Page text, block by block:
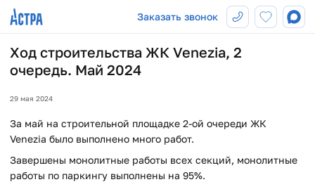
Заказать звонок
Ход строительства ЖК Venezia, 2
очередь. Май 2024
29 мая 2024
За май на строительной площадке 2-ой очереди ЖК
Venezia было выполнено много работ.
Завершены монолитные работы всех секций, монолитные
работы по паркингу выполнены на 95%.